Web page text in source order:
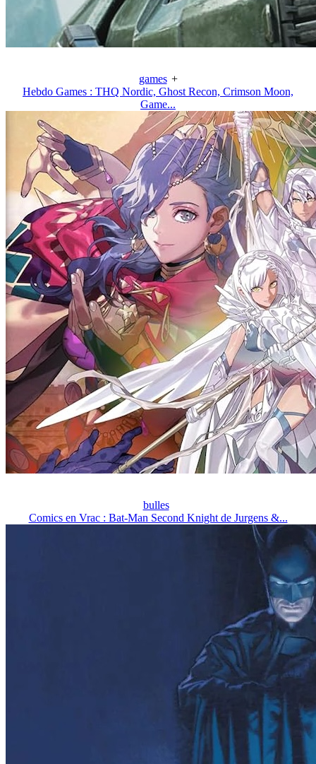
games +
Hebdo Games : THQ Nordic, Ghost Recon, Crimson Moon,
Game...
bulles
Comics en Vrac : Bat-Man Second Knight de Jurgens &...